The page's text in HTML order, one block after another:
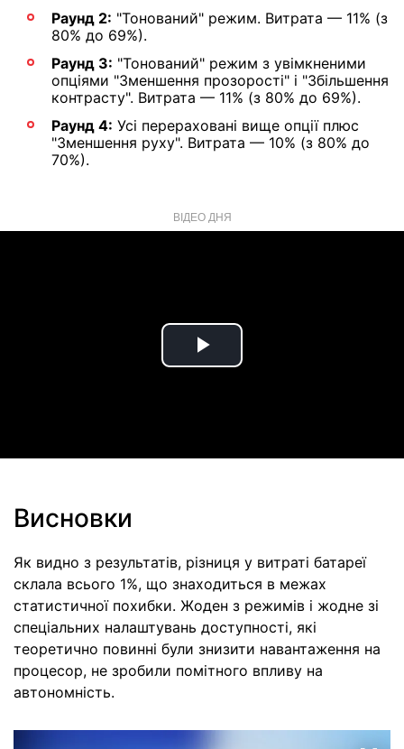
Раунд 2: "Тонований" режим. Витрата — 11% (з
80% до 69%).
Раунд 3: "Тонований" режим з увімкненими
опціями "Зменшення прозорості" і "Збільшення
контрасту". Витрата — 11% (з 80% до 69%).
Раунд 4: Усі перераховані вище опції плюс
"Зменшення руху". Витрата — 10% (з 80% до
70%).
ВІДЕО ДНЯ
Play
Висновки
Як видно з результатів, різниця у витраті батареї
склала всього 1%, що знаходиться в межах
статистичної похибки. Жоден з режимів і жодне зі
спеціальних налаштувань доступності, які
теоретично повинні були знизити навантаження на
процесор, не зробили помітного впливу на
автономність.